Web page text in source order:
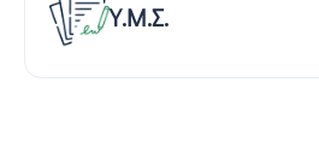
Υ.Μ.Σ.